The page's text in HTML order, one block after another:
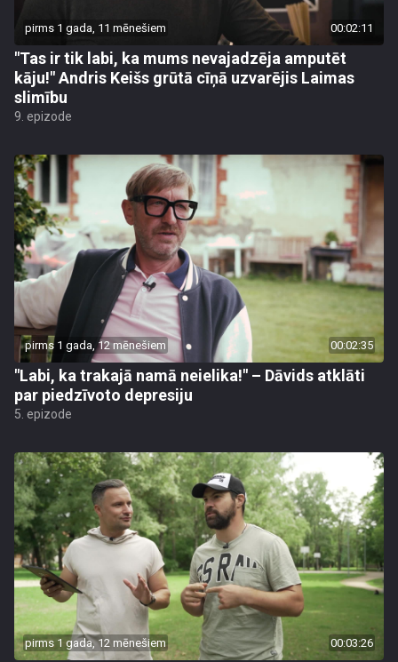
pirms 1 gada, 11 mēnešiem 00:02:11
"Tas ir tik labi, ka mums nevajadzēja amputēt
kāju!" Andris Keišs grūtā cīņā uzvarējis Laimas
slimību
9. epizode
pirms 1 gada, 12 mēnešiem 00:02:35
"Labi, ka trakajā namā neielika!" – Dāvids atklāti
par piedzīvoto depresiju
5. epizode
pirms 1 gada, 12 mēnešiem 00:03:26